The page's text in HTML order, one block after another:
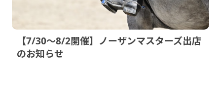
【7/30〜8/2開催】ノーザンマスターズ出店
のお知らせ